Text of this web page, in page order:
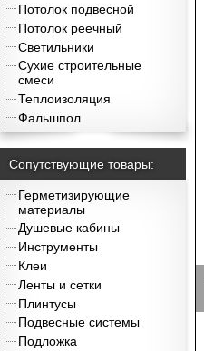
Потолок подвесной
Потолок реечный
Светильники
Сухие строительные
смеси
Теплоизоляция
Фальшпол
Сопутствующие товары:
Герметизирующие
материалы
Душевые кабины
Инструменты
Клеи
Ленты и сетки
Плинтусы
Подвесные системы
Подложка